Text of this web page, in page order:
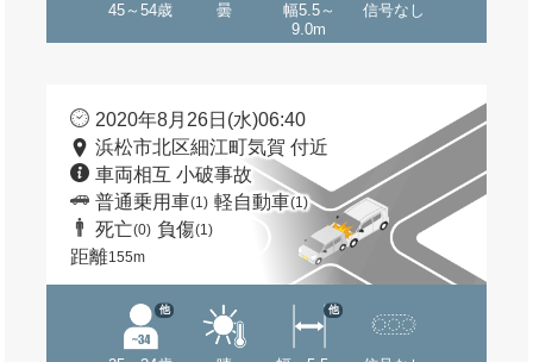
45～54歳 曇
幅5.5～
9.0m
信号なし
2020年8月26日(水)06:40
浜松市北区細江町気賀 付近
車両相互 小破事故
普通乗用車(1) 軽自動車(1)
死亡(0) 負傷(1)
距離155m
他 他